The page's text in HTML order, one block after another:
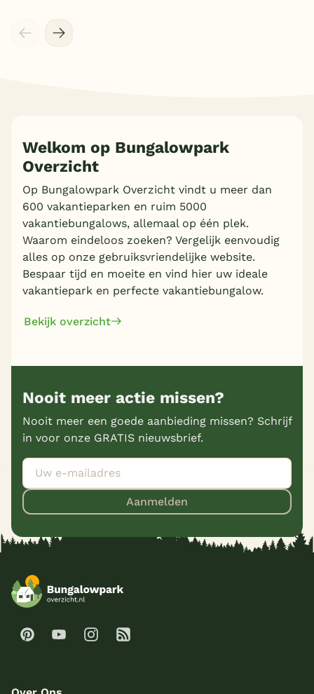
Welkom op Bungalowpark
Overzicht
Op Bungalowpark Overzicht vindt u meer dan
600 vakantieparken en ruim 5000
vakantiebungalows, allemaal op één plek.
Waarom eindeloos zoeken? Vergelijk eenvoudig
alles op onze gebruiksvriendelijke website.
Bespaar tijd en moeite en vind hier uw ideale
vakantiepark en perfecte vakantiebungalow.
Bekijk overzicht
Nooit meer actie missen?
Nooit meer een goede aanbieding missen? Schrijf
in voor onze GRATIS nieuwsbrief.
Aanmelden